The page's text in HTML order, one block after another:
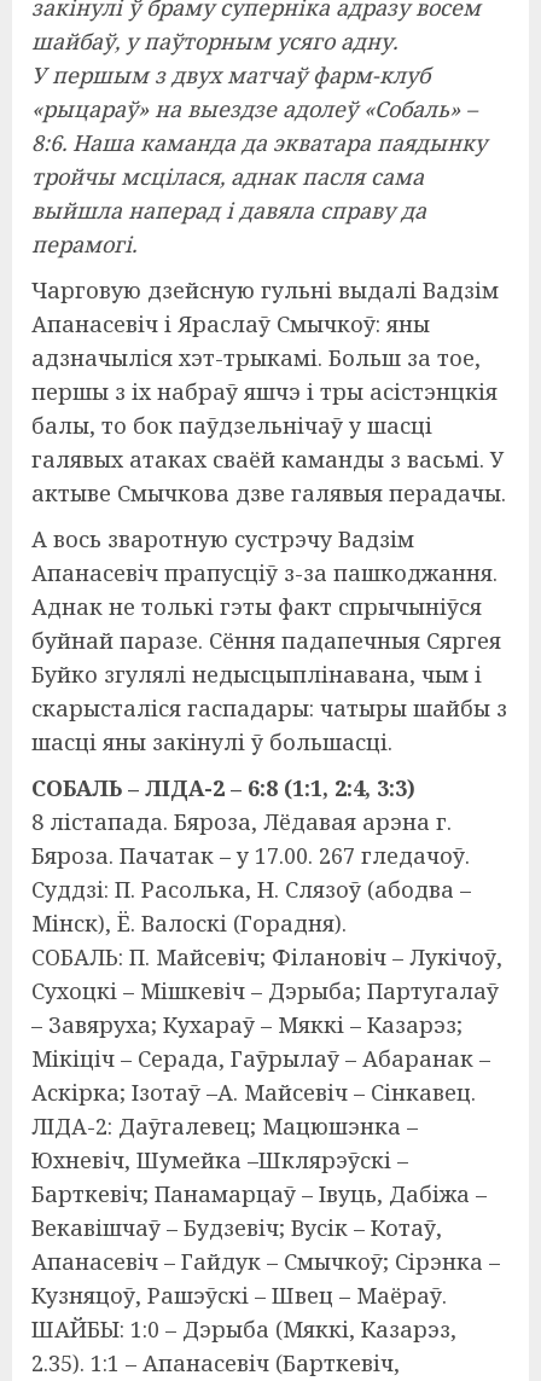
закінулі ў браму суперніка адразу восем
шайбаў, у паўторным усяго адну.
У першым з двух матчаў фарм-клуб
«рыцараў» на выездзе адолеў «Собаль» –
8:6. Наша каманда да экватара паядынку
тройчы мсцілася, аднак пасля сама
выйшла наперад і давяла справу да
перамогі.
Чарговую дзейсную гульні выдалі Вадзім
Апанасевіч і Яраслаў Смычкоў: яны
адзначыліся хэт-трыкамі. Больш за тое,
першы з іх набраў яшчэ і тры асістэнцкія
балы, то бок паўдзельнічаў у шасці
галявых атаках сваёй каманды з васьмі. У
актыве Смычкова дзве галявыя перадачы.
А вось зваротную сустрэчу Вадзім
Апанасевіч прапусціў з-за пашкоджання.
Аднак не толькі гэты факт спрычыніўся
буйнай паразе. Сёння падапечныя Сяргея
Буйко згулялі недысцыплінавана, чым і
скарысталіся гаспадары: чатыры шайбы з
шасці яны закінулі ў большасці.
СОБАЛЬ – ЛІДА-2 – 6:8 (1:1, 2:4, 3:3)
8 лістапада. Бяроза, Лёдавая арэна г.
Бяроза. Пачатак – у 17.00. 267 гледачоў.
Суддзі: П. Расолька, Н. Слязоў (абодва –
Мінск), Ё. Валоскі (Горадня).
СОБАЛЬ: П. Майсевіч; Філановіч – Лукічоў,
Сухоцкі – Мішкевіч – Дэрыба; Партугалаў
– Завяруха; Кухараў – Мяккі – Казарэз;
Мікіціч – Серада, Гаўрылаў – Абаранак –
Аскірка; Ізотаў –А. Майсевіч – Сінкавец.
ЛІДА-2: Даўгалевец; Мацюшэнка –
Юхневіч, Шумейка –Шклярэўскі –
Барткевіч; Панамарцаў – Івуць, Дабіжа –
Векавішчаў – Будзевіч; Вусік – Котаў,
Апанасевіч – Гайдук – Смычкоў; Сірэнка –
Кузняцоў, Рашэўскі – Швец – Маёраў.
ШАЙБЫ: 1:0 – Дэрыба (Мяккі, Казарэз,
2.35). 1:1 – Апанасевіч (Барткевіч,